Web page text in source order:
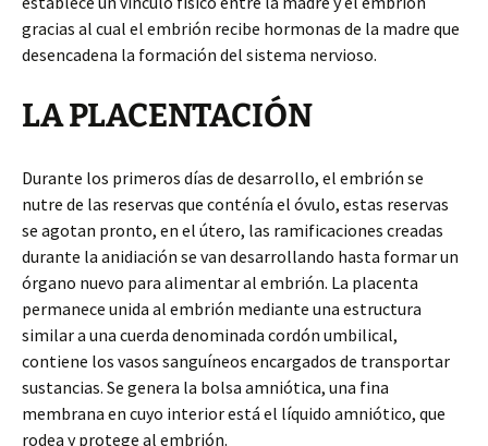
gracias al cual el embrión recibe hormonas de la madre que
desencadena la formación del sistema nervioso.
LA PLACENTACIÓN
Durante los primeros días de desarrollo, el embrión se
nutre de las reservas que conténía el óvulo, estas reservas
se agotan pronto, en el útero, las ramificaciones creadas
durante la anidiación se van desarrollando hasta formar un
órgano nuevo para alimentar al embrión. La placenta
permanece unida al embrión mediante una estructura
similar a una cuerda denominada cordón umbilical,
contiene los vasos sanguíneos encargados de transportar
sustancias. Se genera la bolsa amniótica, una fina
membrana en cuyo interior está el líquido amniótico, que
rodea y protege al embrión.